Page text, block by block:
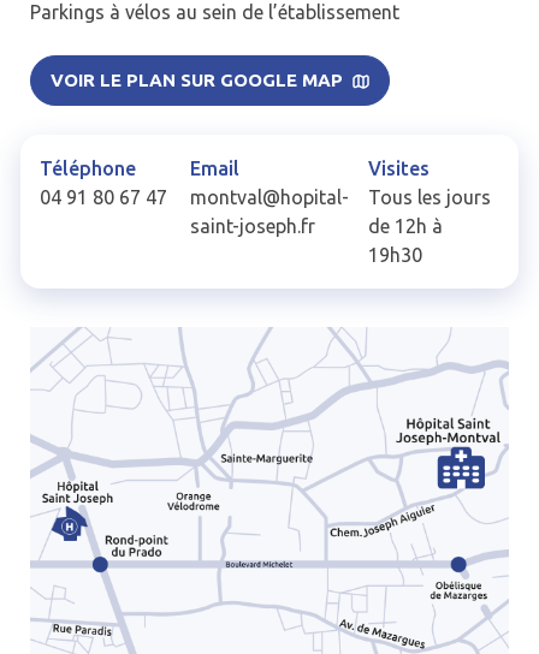
Parkings à vélos au sein de l’établissement
VOIR LE PLAN SUR GOOGLE MAP
Téléphone
04 91 80 67 47
Email
montval@hopital-
saint-joseph.fr
Visites
Tous les jours
de 12h à
19h30